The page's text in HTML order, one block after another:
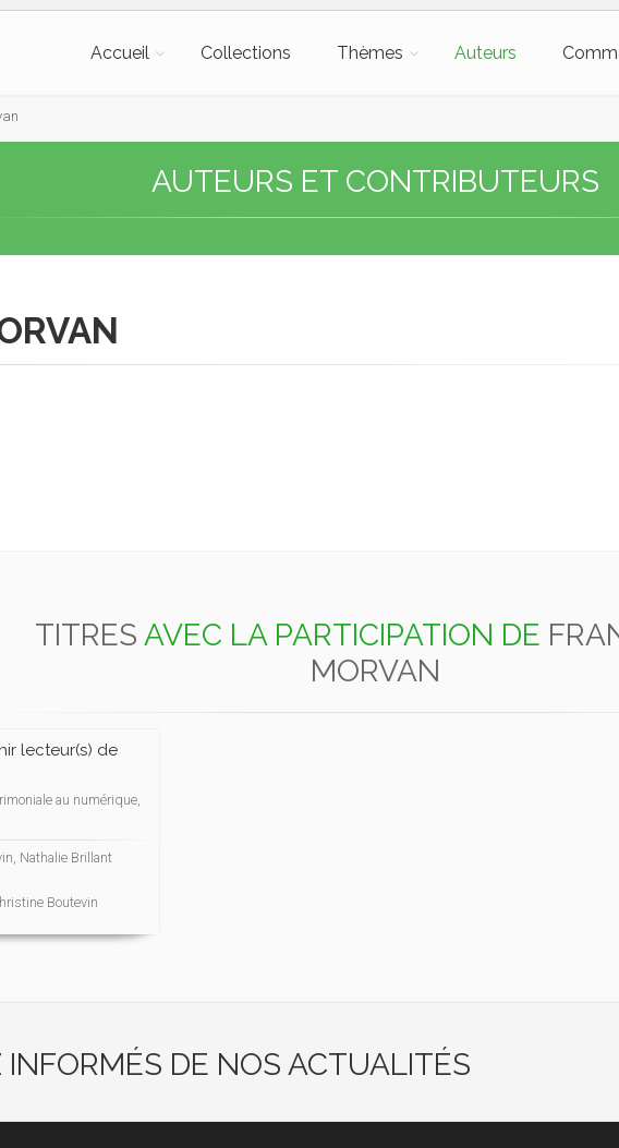
Accueil Collections Thèmes Auteurs
AUTEURS ET CONTRIBUTEURS
TITRES AVEC LA PARTICIPATION DE
MORVAN
lecteur(s) de
au numérique,
Nathalie Brillant
Boutevin
INFORMÉS DE NOS ACTUALITÉS